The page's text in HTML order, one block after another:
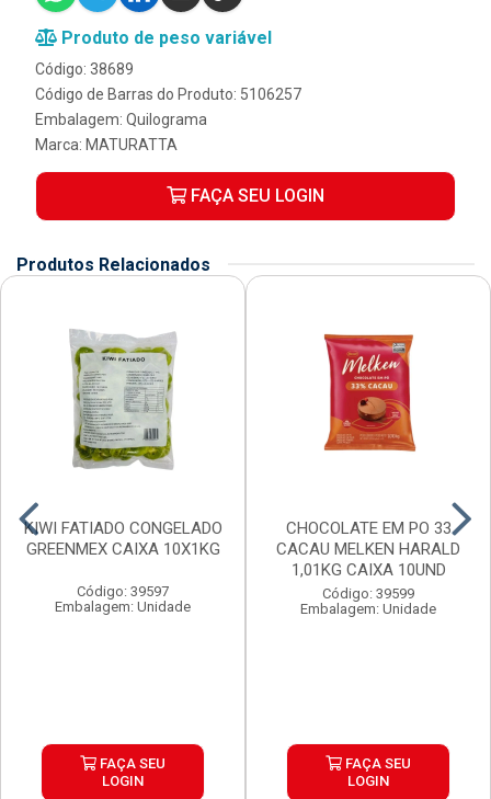
Produto de peso variável
Código: 38689
Código de Barras do Produto: 5106257
Embalagem: Quilograma
Marca: MATURATTA
FAÇA SEU LOGIN
Produtos Relacionados
KIWI FATIADO CONGELADO
GREENMEX CAIXA 10X1KG
Código: 39597
Embalagem: Unidade
FAÇA SEU
LOGIN
CHOCOLATE EM PO 33
CACAU MELKEN HARALD
1,01KG CAIXA 10UND
Código: 39599
Embalagem: Unidade
FAÇA SEU
LOGIN